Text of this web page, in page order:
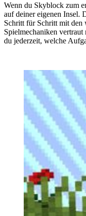
Wenn du Skyblock zum
auf deiner eigenen Insel.
Schritt für Schritt mit den
Spielmechaniken
du jederzeit, welche